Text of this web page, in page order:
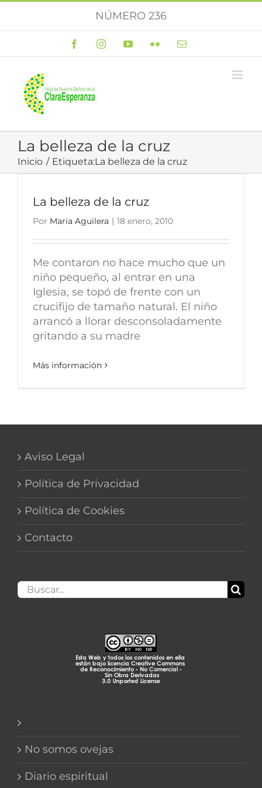
NÚMERO 236
FacebookInstagramYouTubeFlickr Correo
La belleza de la cruz
Inicio Etiqueta:La belleza de la cruz
La belleza de la cruz
Por Maria Aguilera | 18 enero, 2010
Me contaron no hace mucho que un
niño pequeño, al entrar en una
Iglesia, se topó de frente con un
crucifijo de tamaño natural. El niño
arrancó a llorar desconsoladamente
gritando a su madre
Más información
Aviso Legal
Política de Privacidad
Política de Cookies
Contacto
Buscar:
No somos ovejas
Diario espiritual